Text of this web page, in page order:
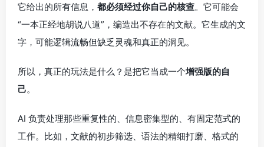
它给出的所有信息， 都必须经过你自己的核查。它可能会
“一本正经地胡说八道”，编造出不存在的文献。它生成的文
字，可能逻辑流畅但缺乏灵魂和真正的洞见。
所以，真正的玩法是什么？是把它当成一个增强版的自
己。
AI 负责处理那些重复性的、信息密集型的、有固定范式的
工作。比如，文献的初步筛选、语法的精细打磨、格式的